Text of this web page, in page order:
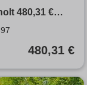
480,31 €
480,31 €